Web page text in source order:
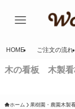
HOME ご注文の流れ
木の看板 木製看
ホーム 果樹園・農園木製